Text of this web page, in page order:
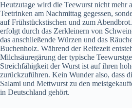
Heutzutage wird die Teewurst nicht mehr
Teetrinken am Nachmittag gegessen,
auf Frühstückstischen und zum
erfolgt durch das Zerkleinern von
das anschließende Würzen und das
Buchenholz. Während der Reifezeit
Milchsäuregärung der typische
Streichfähigkeit der Wurst ist auf ihren
zurückzuführen. Kein Wunder also, dass
Salami und Mettwurst zu den
in Deutschland gehört.